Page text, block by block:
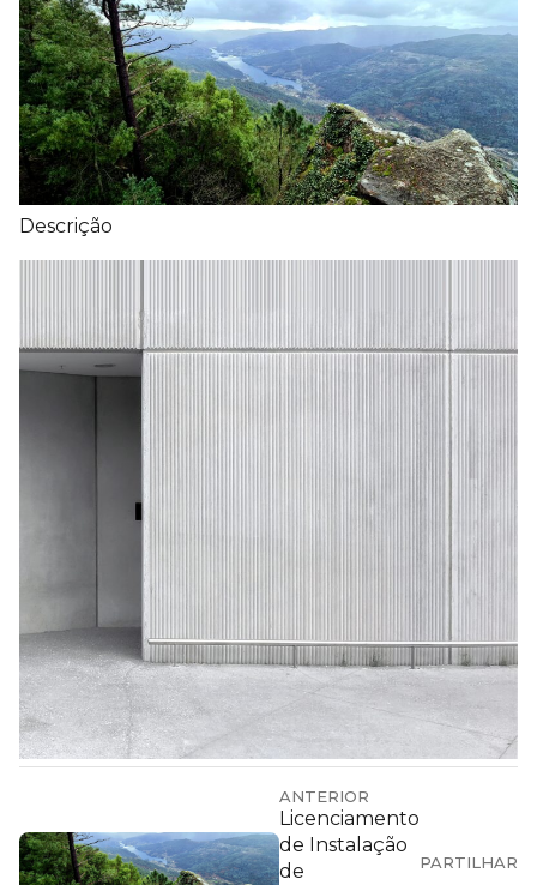
Descrição
ANTERIOR
Licenciamento
de Instalação
de
PARTILHAR